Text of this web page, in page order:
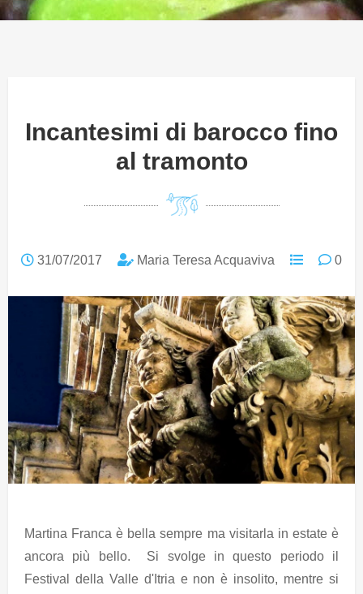
Incantesimi di barocco fino
al tramonto
31/07/2017 Maria Teresa Acquaviva 0
Martina Franca è bella sempre ma visitarla in estate è
ancora più bello. Si svolge in questo periodo il
Festival della Valle d'Itria e non è insolito, mentre si